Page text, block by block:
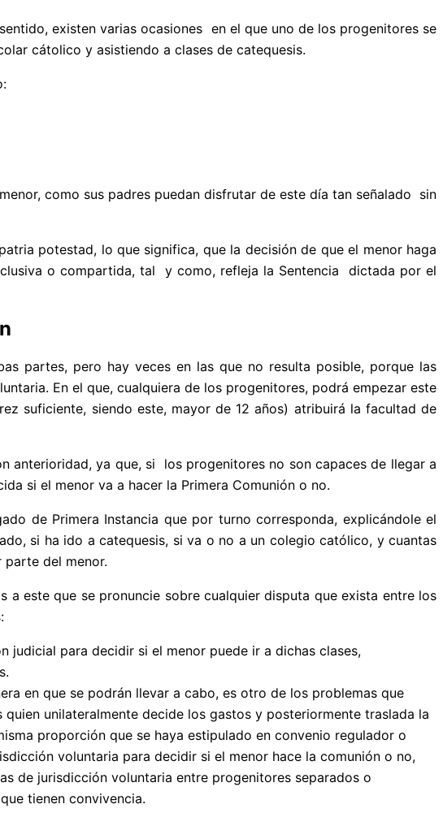
existen varias ocasiones en el que uno de los progenitores se
cátolico y asistiendo a clases de catequesis.
como sus padres puedan disfrutar de este día tan señalado sin
potestad, lo que significa, que la decisión de que el menor haga
o compartida, tal y como, refleja la Sentencia dictada por el
partes, pero hay veces en las que no resulta posible, porque las
En el que, cualquiera de los progenitores, podrá empezar este
suficiente, siendo este, mayor de 12 años) atribuirá la facultad de
anterioridad, ya que, si los progenitores no son capaces de llegar a
si el menor va a hacer la Primera Comunión o no.
de Primera Instancia que por turno corresponda, explicándole el
si ha ido a catequesis, si va o no a un colegio católico, y cuantas
del menor.
este que se pronuncie sobre cualquier disputa que exista entre los
judicial para decidir si el menor puede ir a dichas clases,
en que se podrán llevar a cabo, es otro de los problemas que
unilateralmente decide los gastos y posteriormente traslada la
proporción que se haya estipulado en convenio regulador o
voluntaria para decidir si el menor hace la comunión o no,
de jurisdicción voluntaria entre progenitores separados o
tienen convivencia.